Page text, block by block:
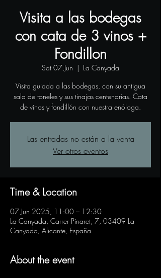
Visita a las bodegas
con cata de 3 vinos +
Fondillon
Sat 07 Jun
  |
La Canyada
Visita guiada a las bodegas, con su antigua
sala de toneles y sus tinajas centenarias. Cata
de vinos y fondillón con nuestra enóloga.
Las entradas no están a la venta
Ver otros eventos
Time & Location
07 Jun 2025, 11:00 – 12:30
La Canyada, Carrer Pinaret, 7, 03409 La
Canyada, Alicante, España
About the event